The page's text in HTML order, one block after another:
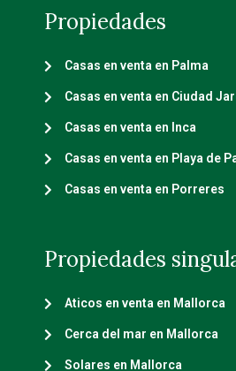
Propiedades
Casas en venta en Palma
Casas en venta en Ciudad
Casas en venta en Inca
Casas en venta en Playa de
Casas en venta en Porreres
Propiedades
Aticos en venta en Mallorca
Cerca del mar en Mallorca
Solares en Mallorca